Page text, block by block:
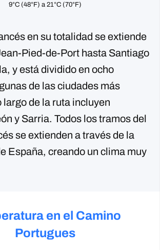
9°C (48°F) a 21°C (70°F)
en su totalidad se extiende
Pied-de-Port hasta Santiago
y está dividido en ocho
de las ciudades más
largo de la ruta incluyen
y Sarria. Todos los tramos del
se extienden a través de la
España, creando un clima muy
en el Camino
Portugues